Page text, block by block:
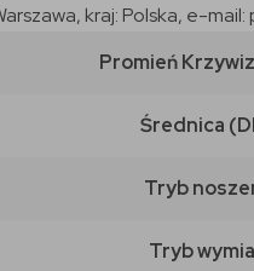
kraj: Polska, e-
Promień
Średnica
Tryb
Tryb